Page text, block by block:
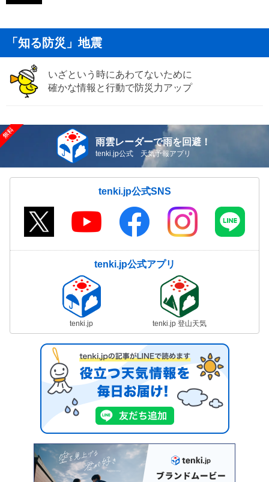
「知る防災」地震
いざという時にあわてないために
確かな情報と行動で防災力アップ
雨雲レーダーで雨を回避！
tenki.jp公式 天気予報アプリ
tenki.jp公式SNS
tenki.jp公式アプリ
tenki.jp tenki.jp 登山天気